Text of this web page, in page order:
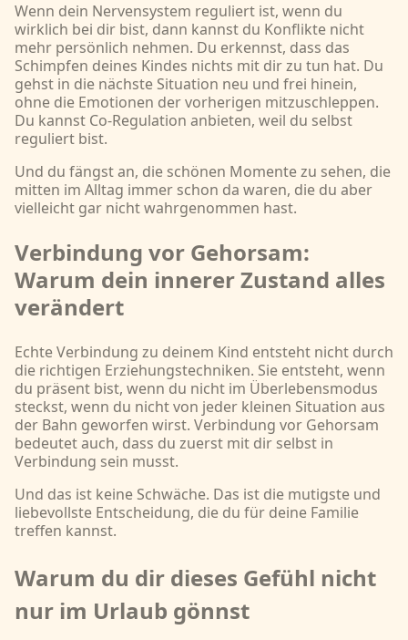
Wenn dein Nervensystem reguliert ist, wenn du
wirklich bei dir bist, dann kannst du Konflikte nicht
mehr persönlich nehmen. Du erkennst, dass das
Schimpfen deines Kindes nichts mit dir zu tun hat. Du
gehst in die nächste Situation neu und frei hinein,
ohne die Emotionen der vorherigen mitzuschleppen.
Du kannst Co-Regulation anbieten, weil du selbst
reguliert bist.
Und du fängst an, die schönen Momente zu sehen, die
mitten im Alltag immer schon da waren, die du aber
vielleicht gar nicht wahrgenommen hast.
Verbindung vor Gehorsam:
Warum dein innerer Zustand alles
verändert
Echte Verbindung zu deinem Kind entsteht nicht durch
die richtigen Erziehungstechniken. Sie entsteht, wenn
du präsent bist, wenn du nicht im Überlebensmodus
steckst, wenn du nicht von jeder kleinen Situation aus
der Bahn geworfen wirst. Verbindung vor Gehorsam
bedeutet auch, dass du zuerst mit dir selbst in
Verbindung sein musst.
Und das ist keine Schwäche. Das ist die mutigste und
liebevollste Entscheidung, die du für deine Familie
treffen kannst.
Warum du dir dieses Gefühl nicht
nur im Urlaub gönnst